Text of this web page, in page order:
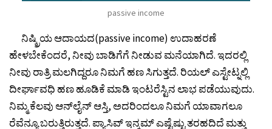
passive income
ನಿಷ್ಕ್ರಿಯ ಆದಾಯದ(passive income) ಉದಾಹರಣೆ
ಹೇಳಬೇಕೆಂದರೆ, ನೀವು ಬಾಡಿಗೆಗೆ ನೀಡುವ ಮನೆಯಾಗಿದೆ. ಇದರಲ್ಲಿ
ನೀವು ರಾತ್ರಿ ಮಲಗಿದ್ದರೂ ನಿಮಗೆ ಹಣ ಸಿಗುತ್ತದೆ. ರಿಯಲ್ ಎಸ್ಟೇಟ್ನಲ್ಲಿ
ದೀರ್ಘಾವಧಿ ಹಣ ಹೂಡಿಕೆ ಮಾಡಿ ಇಂಟರೆಸ್ಟಿನ ಲಾಭ ಪಡೆಯುವುದು.
ನಿಮ್ಮ ಕೆಲವು ಆನ್‌ಲೈನ್‌ ಆಸ್ತಿ, ಅದರಿಂದಲೂ ನಿಮಗೆ ಯಾವಾಗಲೂ
ರೆವೆನ್ಯೂ ಬರುತ್ತಿರುತ್ತದೆ. ಪ್ಯಾಸಿವ್ ಇನ್ಕಮ್ ಎಷ್ಟೆಷ್ಟು ತರಹದಿದೆ ಮತ್ತು